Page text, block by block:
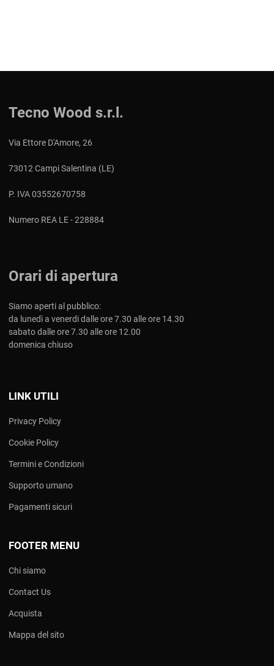
Tecno Wood s.r.l.
Via Ettore D'Amore, 26
73012 Campi Salentina (LE)
P. IVA 03552670758
Numero REA LE - 228884
Orari di apertura
Siamo aperti al pubblico:
da lunedì a venerdi dalle ore 7.30 alle ore 14.30
sabato dalle ore 7.30 alle ore 12.00
domenica chiuso
LINK UTILI
Privacy Policy
Cookie Policy
Termini e Condizioni
Supporto umano
Pagamenti sicuri
FOOTER MENU
Chi siamo
Contact Us
Acquista
Mappa del sito